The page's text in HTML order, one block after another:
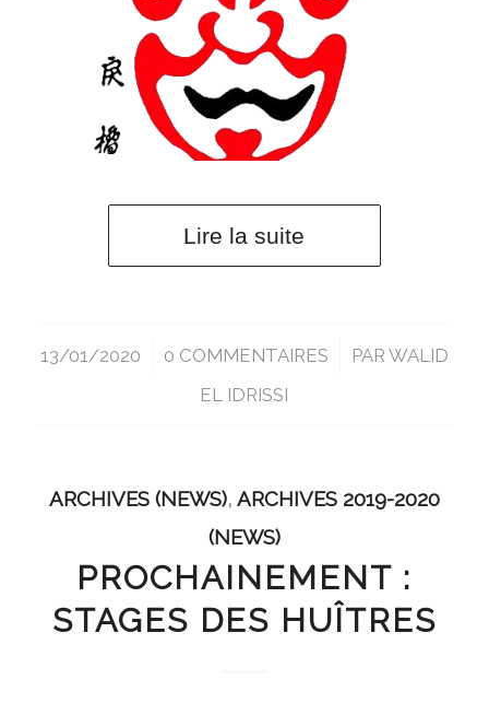
Lire la suite
13/01/2020
/ 0 COMMENTAIRES
/ PAR WALID
EL IDRISSI
ARCHIVES (NEWS), ARCHIVES 2019-2020
(NEWS)
PROCHAINEMENT :
STAGES DES HUÎTRES